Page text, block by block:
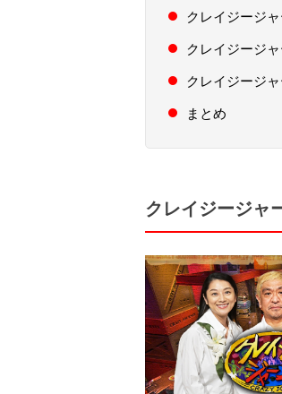
クレイジージ
クレイジージ
クレイジージ
まとめ
クレイジージャ